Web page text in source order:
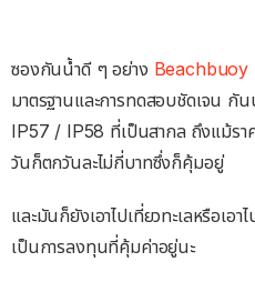
ซองกันน้ำดี ๆ อย่าง Beachbuoy
มาตรฐานและการทดสอบชัดเจน กัน
IP57 / IP58 ที่เป็นสากล ถึงแม้รา
วันก็ตกวันละไม่กี่บาทซึ่งก็คุ้มอยู่
และมันก็ยังเอาไปเที่ยวทะเลหรือเอ
เป็นการลงทุนที่คุ้มค่าอยู่นะ